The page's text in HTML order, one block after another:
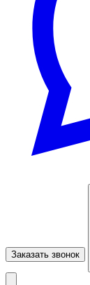
Заказать звонок